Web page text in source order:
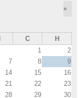
»
С
Н
1
2
7 8
9
14 15
16
21 22
23
28 29
30